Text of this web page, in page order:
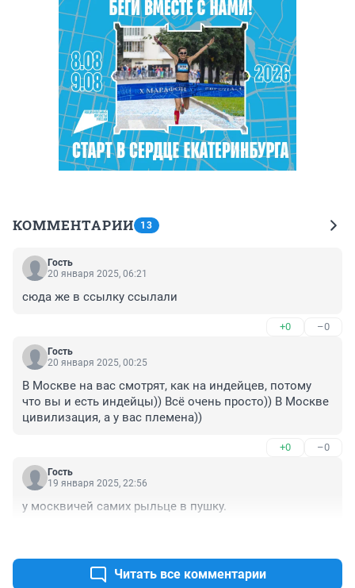
КОММЕНТАРИИ 13
Гость
20 января 2025, 06:21
сюда же в ссылку ссылали
+0 –0
Гость
20 января 2025, 00:25
В Москве на вас смотрят, как на индейцев, потому
что вы и есть индейцы)) Всё очень просто)) В Москве
цивилизация, а у вас племена))
+0 –0
Гость
19 января 2025, 22:56
у москвичей самих рыльце в пушку.
Читать все комментарии